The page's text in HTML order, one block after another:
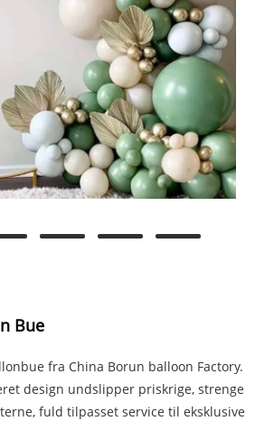
Bue
fra China Borun balloon Factory.
design undslipper priskrige, strenge
fuld tilpasset service til eksklusive